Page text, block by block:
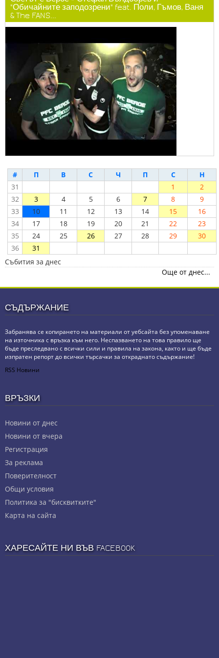
"Обичайните заподозрени" feat. Поли, Гъмов, Ваня
& The FANS...
# П В С Ч П С
Н
31
1
2
32
3 4 5 6 7 8
9
33
10 11 12 13 14 15
16
34
17 18 19 20 21 22
23
35
24 25 26 27 28 29
30
36
31
Събития за днес
Още от днес...
СЪДЪРЖАНИЕ
Забранява се копирането на материали от уебсайта без упоменаване
на източника с връзка към него. Неспазването на това правило ще
бъде преследвано с всички сили и правила на закона, както и ще бъде
изпратен репорт до всички търсачки за откраднато съдържание!
RSS Новини
ВРЪЗКИ
Новини от днес
Новини от вчера
Регистрация
За реклама
Πoвepитeлнocт
Общи условия
Политика за "бисквитките"
Карта на сайта
ХАРЕСАЙТЕ НИ ВЪВ FACEBOOK